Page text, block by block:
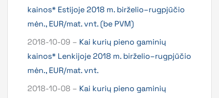
kainos* Estijoje 2018 m. birželio–rugpjūčio
mėn., EUR/mat. vnt. (be PVM)
2018-10-09 – Kai kurių pieno gaminių
kainos* Lenkijoje 2018 m. birželio–rugpjūčio
mėn., EUR/mat. vnt.
2018-10-08 – Kai kurių pieno gaminių